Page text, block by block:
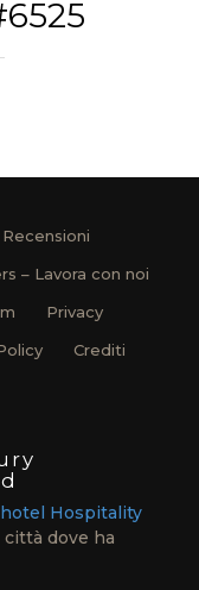
Recensioni
– Lavora con noi
Privacy
Crediti
Hospitality
città dove ha